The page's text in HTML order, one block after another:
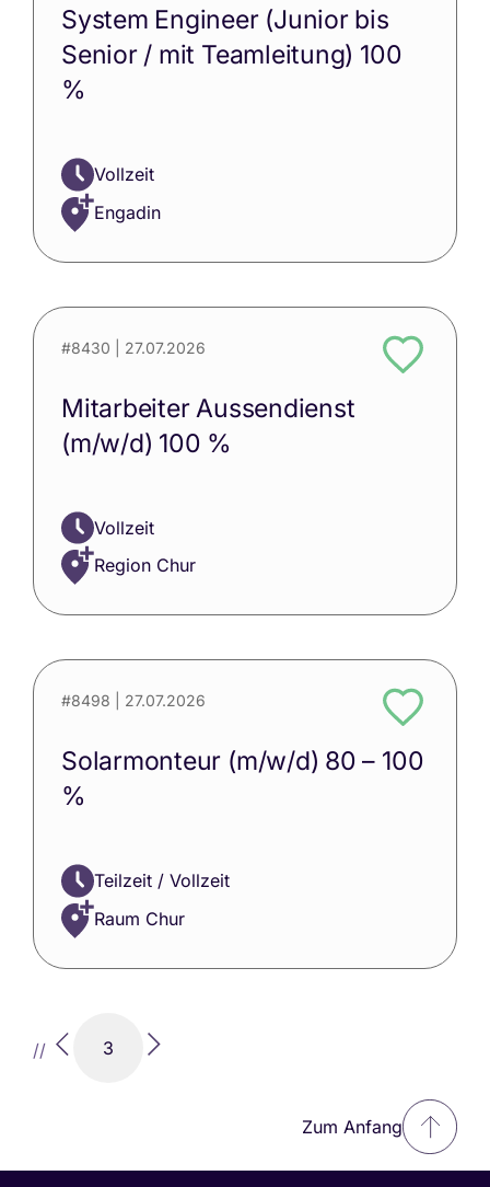
System Engineer (Junior bis
Senior / mit Teamleitung) 100
%
Vollzeit
Engadin
#8430 | 27.07.2026
Mitarbeiter Aussendienst
(m/w/d) 100 %
Vollzeit
Region Chur
#8498 | 27.07.2026
Solarmonteur (m/w/d) 80 – 100
%
Teilzeit / Vollzeit
Raum Chur
// 3
Zum Anfang